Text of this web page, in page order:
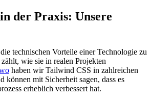
der Praxis: Unsere
technischen Vorteile einer Technologie zu
wie sie in realen Projekten
haben wir Tailwind CSS in zahlreichen
können mit Sicherheit sagen, dass es
erheblich verbessert hat.